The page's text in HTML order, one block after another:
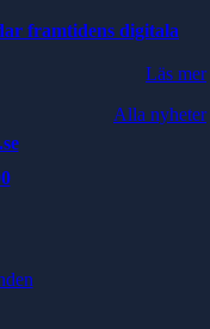
framtidens digitala
Läs mer
Alla nyheter